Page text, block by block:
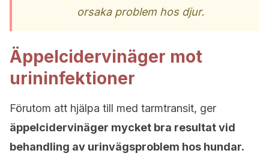
orsaka problem hos djur.
Äppelcidervinäger mot
urininfektioner
Förutom att hjälpa till med tarmtransit, ger
äppelcidervinäger mycket bra resultat vid
behandling av urinvägsproblem hos hundar.